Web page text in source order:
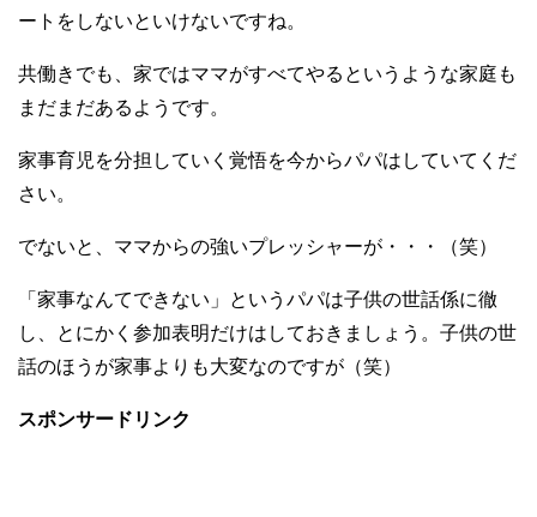
ートをしないといけないですね。
共働きでも、家ではママがすべてやるというような家庭も
まだまだあるようです。
家事育児を分担していく覚悟を今からパパはしていてくだ
さい。
でないと、ママからの強いプレッシャーが・・・（笑）
「家事なんてできない」というパパは子供の世話係に徹
し、とにかく参加表明だけはしておきましょう。子供の世
話のほうが家事よりも大変なのですが（笑）
スポンサードリンク